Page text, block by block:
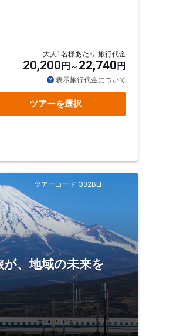
大人1名様あたり 旅行代金
20,200 円 22,740 円
表示旅行代金について
ツアーを選択
ツアーコード Q02BLT
、地域の未来を